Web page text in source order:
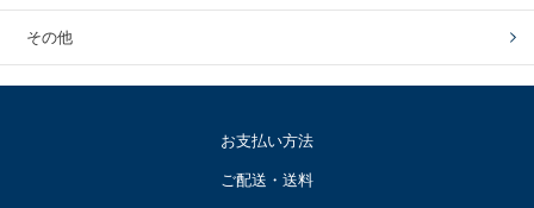
その他
お支払い方法
ご配送・送料